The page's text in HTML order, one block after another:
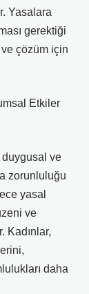
Yasalara
gerektiği
çözüm için
Etkiler
duygusal ve
zorunluluğu
yasal
ve
Kadınlar,
daha